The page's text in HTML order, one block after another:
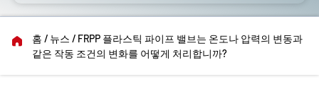
홈 / 뉴스 / FRPP 플라스틱 파이프 밸브는 온도나 압력의 변동과
같은 작동 조건의 변화를 어떻게 처리합니까?